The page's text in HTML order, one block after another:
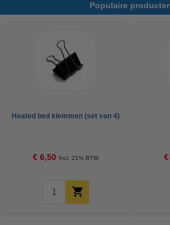
Populaire
Heated bed klemmen (set van 4)
€ 6,50 Incl. 21% BTW